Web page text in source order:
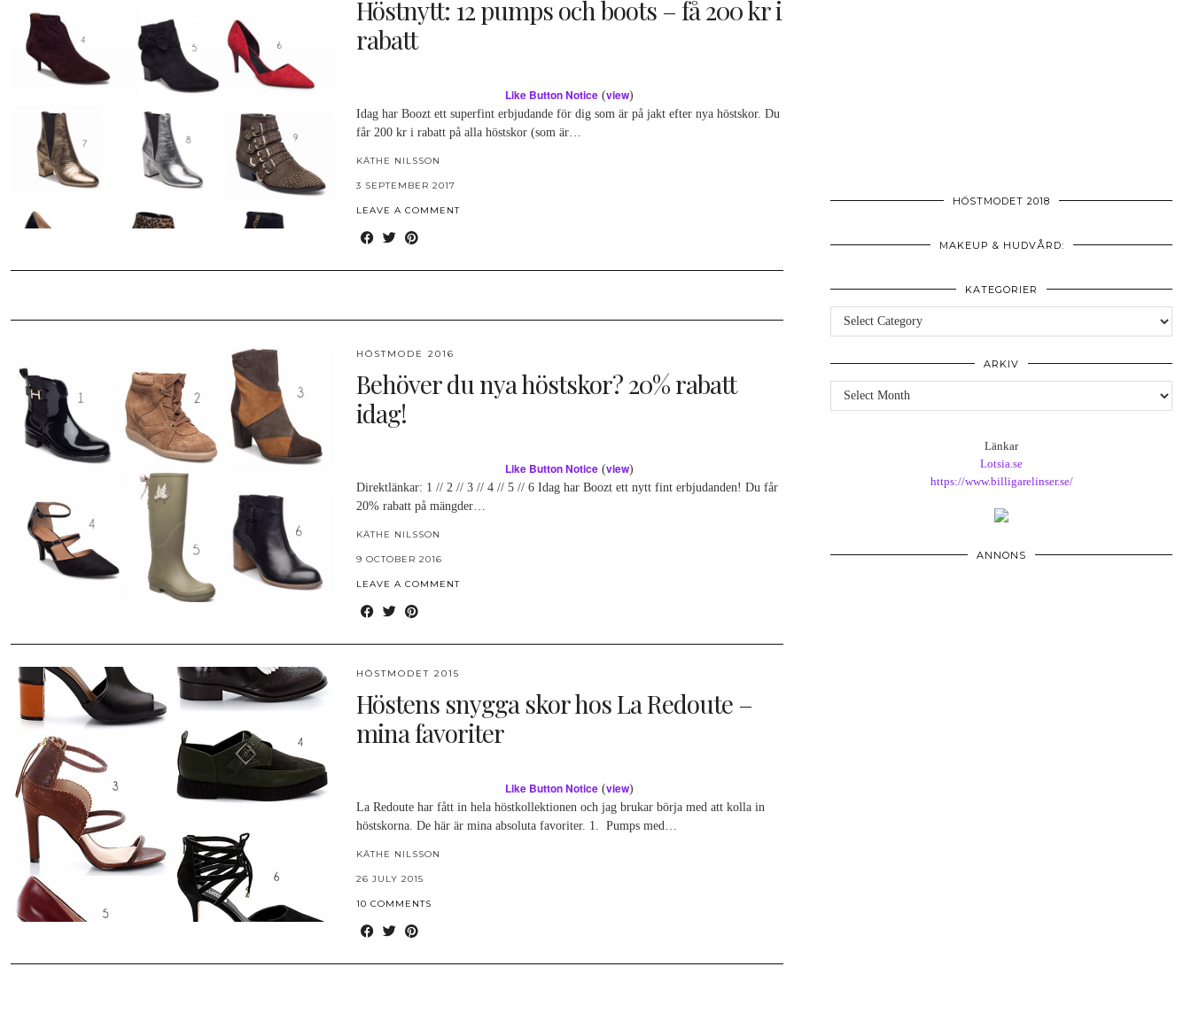
Höstnytt: 12 pumps och boots – få 200 kr i
rabatt
Like Button Notice (view)
Idag har Boozt ett superfint erbjudande för dig som är på jakt efter nya höstskor. Du
får 200 kr i rabatt på alla höstskor (som är…
KÄTHE NILSSON
3 SEPTEMBER 2017
LEAVE A COMMENT
HÖSTMODE 2016
Behöver du nya höstskor? 20% rabatt
idag!
Like Button Notice (view)
Direktlänkar: 1 // 2 // 3 // 4 // 5 // 6 Idag har Boozt ett nytt fint erbjudanden! Du får
20% rabatt på mängder…
KÄTHE NILSSON
9 OCTOBER 2016
LEAVE A COMMENT
HÖSTMODET 2015
Höstens snygga skor hos La Redoute –
mina favoriter
Like Button Notice (view)
La Redoute har fått in hela höstkollektionen och jag brukar börja med att kolla in
höstskorna. De här är mina absoluta favoriter. 1. Pumps med…
KÄTHE NILSSON
26 JULY 2015
10 COMMENTS
HÖSTMODET 2018
MAKEUP & HUDVÅRD:
KATEGORIER
Kategorier
ARKIV
Arkiv
Länkar
Lotsia.se
https://www.billigarelinser.se/
ANNONS